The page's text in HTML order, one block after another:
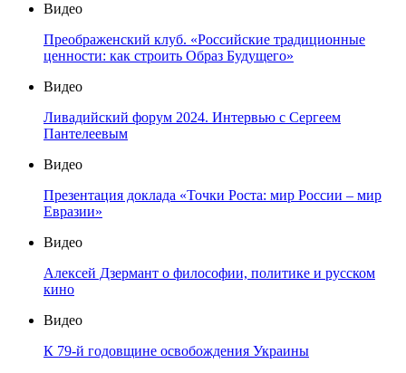
Видео
Преображенский клуб. «Российские традиционные
ценности: как строить Образ Будущего»
Видео
Ливадийский форум 2024. Интервью с Сергеем
Пантелеевым
Видео
Презентация доклада «Точки Роста: мир России – мир
Евразии»
Видео
Алексей Дзермант о философии, политике и русском
кино
Видео
К 79-й годовщине освобождения Украины